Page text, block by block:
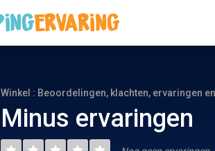
Winkel : Beoordelingen, klachten, ervaringen
Minus ervaringen